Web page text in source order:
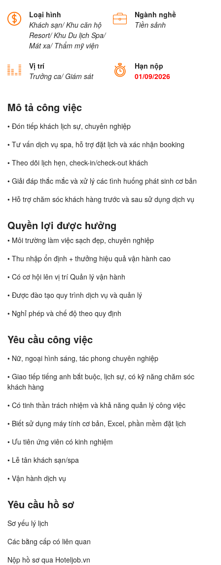
Loại hình
Khách sạn/ Khu căn hộ
Resort/ Khu Du lịch Spa/
Mát xa/ Thẩm mỹ viện
Ngành nghề
Tiền sảnh
Vị trí
Trưởng ca/ Giám sát
Hạn nộp
01/09/2026
Mô tả công việc
• Đón tiếp khách lịch sự, chuyên nghiệp
• Tư vấn dịch vụ spa, hỗ trợ đặt lịch và xác nhận booking
• Theo dõi lịch hẹn, check-in/check-out khách
• Giải đáp thắc mắc và xử lý các tình huống phát sinh cơ bản
• Hỗ trợ chăm sóc khách hàng trước và sau sử dụng dịch vụ
Quyền lợi được hưởng
• Môi trường làm việc sạch đẹp, chuyên nghiệp
• Thu nhập ổn định + thưởng hiệu quả vận hành cao
• Có cơ hội lên vị trí Quản lý vận hành
• Được đào tạo quy trình dịch vụ và quản lý
• Nghỉ phép và chế độ theo quy định
Yêu cầu công việc
• Nữ, ngoại hình sáng, tác phong chuyên nghiệp
• Giao tiếp tiếng anh bắt buộc, lịch sự, có kỹ năng chăm sóc
khách hàng
• Có tinh thần trách nhiệm và khả năng quản lý công việc
• Biết sử dụng máy tính cơ bản, Excel, phần mềm đặt lịch
• Ưu tiên ứng viên có kinh nghiệm
• Lễ tân khách sạn/spa
• Vận hành dịch vụ
Yêu cầu hồ sơ
Sơ yếu lý lịch
Các bằng cấp có liên quan
Nộp hồ sơ qua Hoteljob.vn